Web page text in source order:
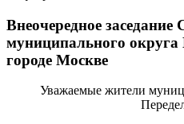
Внеочередное заседание
муниципального
городе Москве
Уважаемые жители